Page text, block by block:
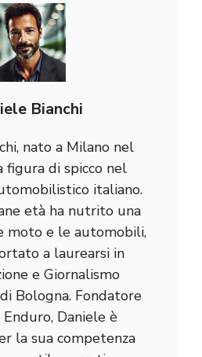
Bianchi
nato a Milano nel
figura di spicco nel
italiano.
età ha nutrito una
moto e le automobili,
a laurearsi in
e Giornalismo
Bologna. Fondatore
Daniele è
la sua competenza